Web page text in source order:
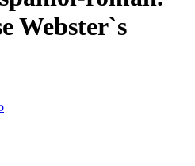
Webster`s